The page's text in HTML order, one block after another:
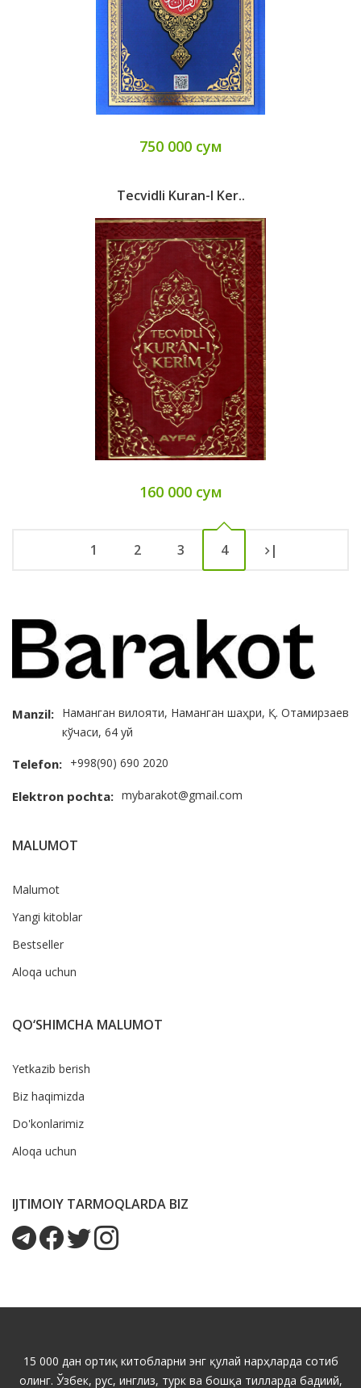
750 000 сум
Tecvidli Kuran-I Ker..
160 000 сум
1 2 3 4 |
Manzil: Наманган вилояти, Наманган шаҳри, Қ. Отамирзаев
кўчаси, 64 уй
Telefon: +998(90) 690 2020
Elektron pochta: mybarakot@gmail.com
MALUMOT
Malumot
Yangi kitoblar
Bestseller
Aloqa uchun
QO‘SHIMCHA MALUMOT
Yetkazib berish
Biz haqimizda
Do'konlarimiz
Aloqa uchun
IJTIMOIY TARMOQLARDA BIZ
15 000 дан ортиқ китобларни энг қулай нарҳларда сотиб
олинг. Ўзбек, рус, инглиз, турк ва бошқа тилларда бадиий,